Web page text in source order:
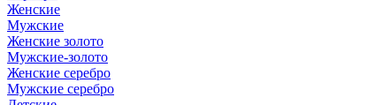
Женские
Мужские
Женские золото
Мужские-золото
Женские серебро
Мужские серебро